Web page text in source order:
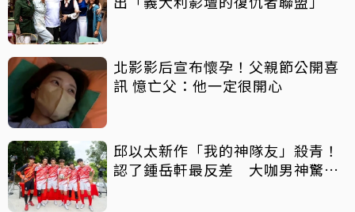
北影影后宣布懷孕！父親節公開喜
訊 憶亡父：他一定很開心
邱以太新作「我的神隊友」殺青！
認了鍾岳軒最反差 大咖男神驚喜